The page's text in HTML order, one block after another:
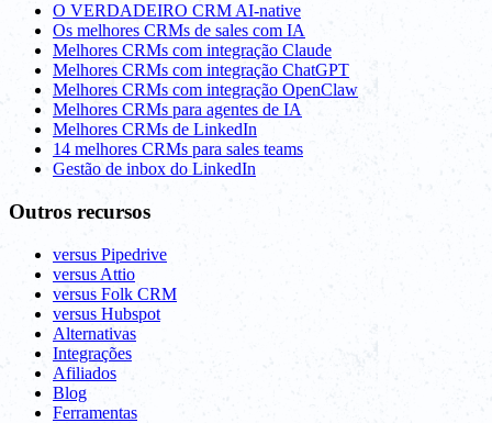
O VERDADEIRO CRM AI-native
Os melhores CRMs de sales com IA
Melhores CRMs com integração Claude
Melhores CRMs com integração ChatGPT
Melhores CRMs com integração OpenClaw
Melhores CRMs para agentes de IA
Melhores CRMs de LinkedIn
14 melhores CRMs para sales teams
Gestão de inbox do LinkedIn
Outros recursos
versus Pipedrive
versus Attio
versus Folk CRM
versus Hubspot
Alternativas
Integrações
Afiliados
Blog
Ferramentas